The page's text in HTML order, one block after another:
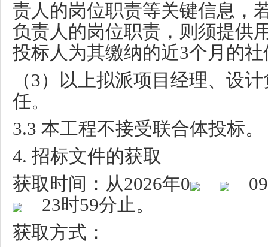
责人的岗位职责等关键信息，
负责人的岗位职责，则须提供
投标人为其缴纳的近3个月的
（3）以上拟派项目经理、设
任。
3.3 本工程不接受联合体投标。
4. 招标文件的获取
获取时间：从2026年0
09
23时59分止。
获取方式：